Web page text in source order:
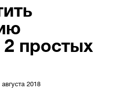
простых
августа 2018